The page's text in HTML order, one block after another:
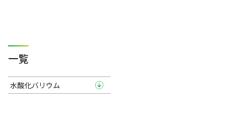
一覧
水酸化バリウム